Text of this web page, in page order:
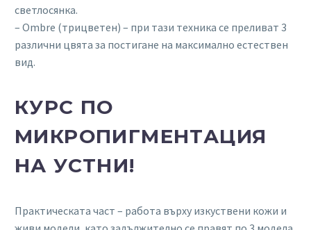
светлосянка.
– Ombre (трицветен) – при тази техника се преливат 3
различни цвята за постигане на максимално естествен
вид.
КУРС ПО
МИКРОПИГМЕНТАЦИЯ
НА УСТНИ!
Практическата част – работа върху изкуствени кожи и